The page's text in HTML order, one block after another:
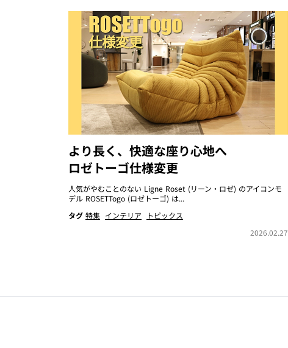
より長く、快適な座り心地へ
ロゼトーゴ仕様変更
人気がやむことのない Ligne Roset (リーン・ロゼ) のアイコンモ
デル ROSETTogo (ロゼトーゴ) は...
タグ 特集 インテリア
トピックス
2026.02.27